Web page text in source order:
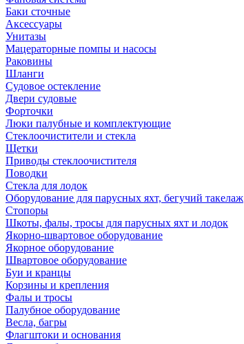
Баки сточные
Аксессуары
Унитазы
Мацераторные помпы и насосы
Раковины
Шланги
Судовое остекление
Двери судовые
Форточки
Люки палубные и комплектующие
Стеклоочистители и стекла
Щетки
Приводы стеклоочистителя
Поводки
Стекла для лодок
Оборудование для парусных яхт, бегучий такелаж
Стопоры
Шкоты, фалы, тросы для парусных яхт и лодок
Якорно-швартовое оборудование
Якорное оборудование
Швартовое оборудование
Буи и кранцы
Корзины и крепления
Фалы и тросы
Палубное оборудование
Весла, багры
Флагштоки и основания